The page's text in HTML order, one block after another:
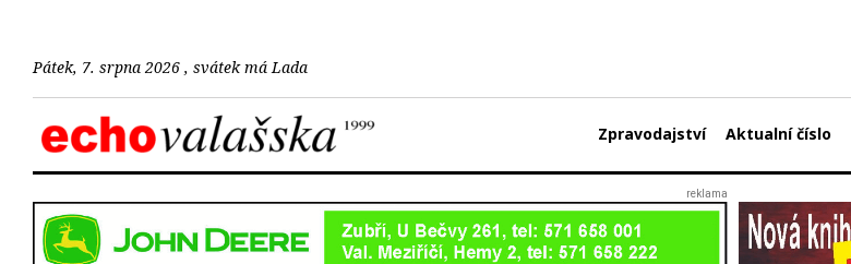
Pátek, 7. srpna 2026 , svátek má Lada
Zpravodajství Aktualní číslo